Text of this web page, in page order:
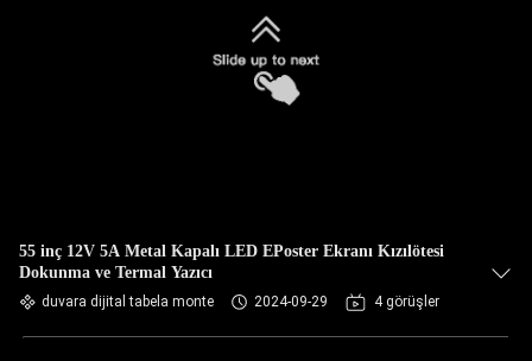
55 inç 12V 5A Metal Kapalı LED EPoster Ekranı Kızılötesi
Dokunma ve Termal Yazıcı
duvara dijital tabela monte 2024-09-29 4 görüşler